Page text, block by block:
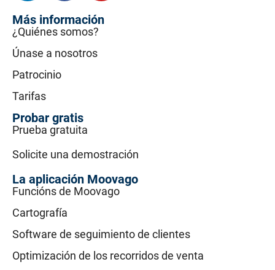
Más información
¿Quiénes somos?
Únase a nosotros
Patrocinio
Tarifas
Probar gratis
Prueba gratuita
Solicite una demostración
La aplicación Moovago
Funcións de Moovago
Cartografía
Software de seguimiento de clientes
Optimización de los recorridos de venta